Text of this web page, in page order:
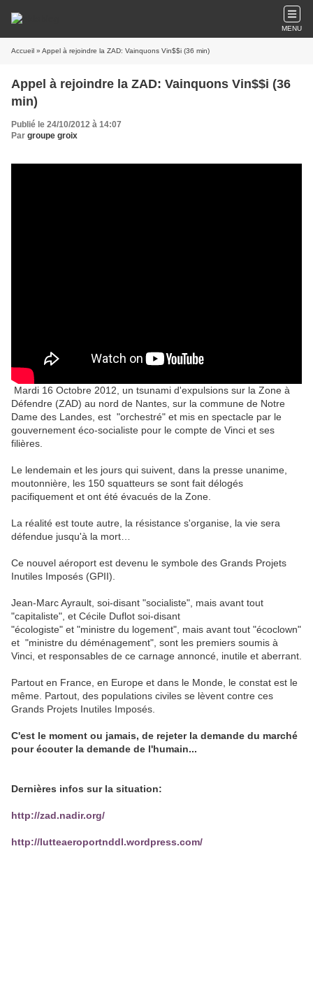
MENU
Accueil » Appel à rejoindre la ZAD: Vainquons Vin$$i (36 min)
Appel à rejoindre la ZAD: Vainquons Vin$$i (36
min)
Publié le 24/10/2012 à 14:07
Par groupe groix
Mardi 16 Octobre 2012, un tsunami d'expulsions sur la Zone à
Défendre (ZAD) au nord de Nantes, sur la commune de Notre
Dame des Landes, est "orchestré" et mis en spectacle par le
gouvernement éco-socialiste pour le compte de Vinci et ses
filières.
Le lendemain et les jours qui suivent, dans la presse unanime,
moutonnière, les 150 squatteurs se sont fait délogés
pacifiquement et ont été évacués de la Zone.
La réalité est toute autre, la résistance s'organise, la vie sera
défendue jusqu'à la mort…
Ce nouvel aéroport est devenu le symbole des Grands Projets
Inutiles Imposés (GPII).
Jean-Marc Ayrault, soi-disant "socialiste", mais avant tout
"capitaliste", et Cécile Duflot soi-disant
"écologiste" et "ministre du logement", mais avant tout "écoclown"
et "ministre du déménagement", sont les premiers soumis à
Vinci, et responsables de ce carnage annoncé, inutile et aberrant.
Partout en France, en Europe et dans le Monde, le constat est le
même. Partout, des populations civiles se lèvent contre ces
Grands Projets Inutiles Imposés.
C'est le moment ou jamais, de rejeter la demande du marché
pour écouter la demande de l'humain...
Dernières infos sur la situation:
http://zad.nadir.org/
http://lutteaeroportnddl.wordpress.com/